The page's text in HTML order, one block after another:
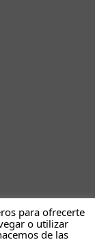
para ofrecerte
o utilizar
de las